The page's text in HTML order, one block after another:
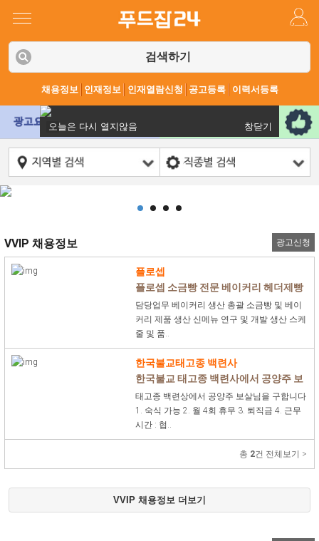
검색하기
채용정보 인재정보 인재열람신청 공고등록 이력서등록
오늘은 다시 열지않음 창닫기
VVIP 채용정보 광고신청
플로셉
플로셉 소금빵 전문 베이커리 헤더제빵
사 모집
담당업무 베이커리 생산 총괄 소금빵 및 베이
커리 제품 생산 신메뉴 연구 및 개발 생산 스케
줄 및 품..
한국불교태고종 백련사
한국불교 태고종 백련사에서 공양주 보
살님 모십니다.
태고종 백련상에서 공양주 보살님을 구합니다
1. 숙식 가능 2. 월 4회 휴무 3. 퇴직금 4. 근무
시간 : 협..
총 2건 전체보기 >
VVIP 채용정보 더보기